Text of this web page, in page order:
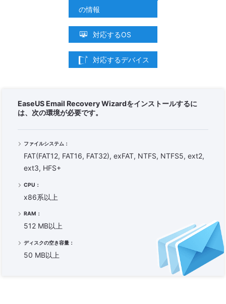
の情報
 対応するOS
 対応するデバイス
EaseUS Email Recovery Wizardをインストールするに
は、次の環境が必要です。
ファイルシステム：
FAT(FAT12, FAT16, FAT32), exFAT, NTFS, NTFS5, ext2,
ext3, HFS+
CPU：
x86系以上
RAM：
512 MB以上
ディスクの空き容量：
50 MB以上